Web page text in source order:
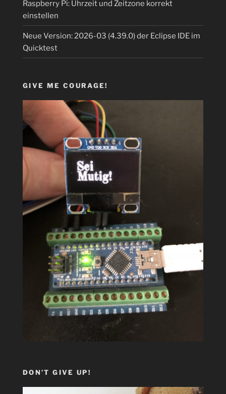
Raspberry Pi: Uhrzeit und Zeitzone korrekt
einstellen
Neue Version: 2026-03 (4.39.0) der Eclipse IDE im
Quicktest
GIVE ME COURAGE!
DON’T GIVE UP!